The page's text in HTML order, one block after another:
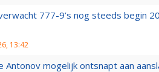
777-9’s nog steeds begin
13:42
Antonov mogelijk ontsnapt aan